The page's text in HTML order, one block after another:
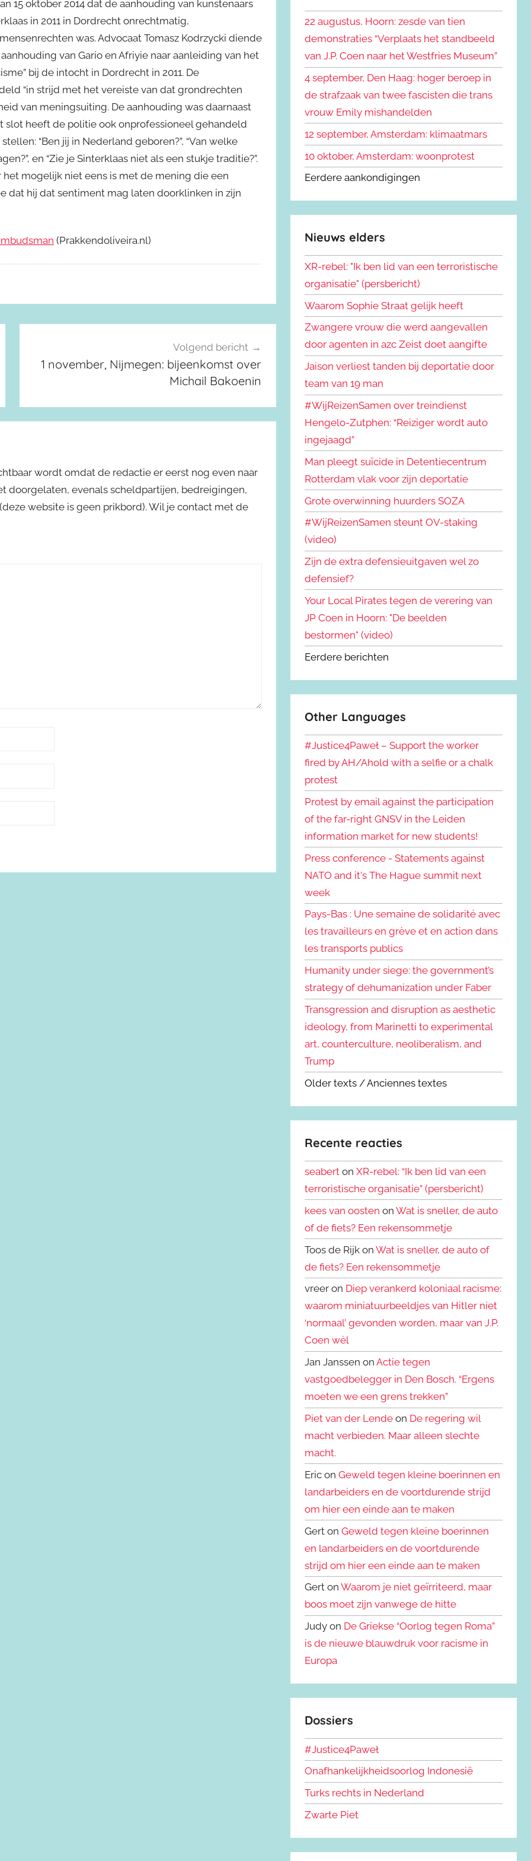
15 oktober 2014 dat de aanhouding van kunstenaars
in 2011 in Dordrecht onrechtmatig,
was. Advocaat Tomasz Kodrzycki diende
van Gario en Afriyie naar aanleiding van het
bij de intocht in Dordrecht in 2011. De
“in strijd met het vereiste van dat grondrechten
van meningsuiting. De aanhouding was daarnaast
heeft de politie ook onprofessioneel gehandeld
“Ben jij in Nederland geboren?”, “Van welke
en “Zie je Sinterklaas niet als een stukje traditie?”.
mogelijk niet eens is met de mening die een
dat hij dat sentiment mag laten doorklinken in zijn
(Prakkendoliveira.nl)
Volgend bericht
1 november, Nijmegen: bijeenkomst over
Michail Bakoenin
wordt omdat de redactie er eerst nog even naar
doorgelaten, evenals scheldpartijen, bedreigingen,
website is geen prikbord). Wil je contact met de
n
a
a
r
:
n
22 augustus, Hoorn: zesde van tien
demonstraties “Verplaats het standbeeld
van J.P. Coen naar het Westfries Museum”
4 september, Den Haag: hoger beroep in
de strafzaak van twee fascisten die trans
vrouw Emily mishandelden
12 september, Amsterdam: klimaatmars
10 oktober, Amsterdam: woonprotest
Eerdere aankondigingen
Nieuws elders
XR-rebel: "Ik ben lid van een terroristische
organisatie" (persbericht)
Waarom Sophie Straat gelijk heeft
Zwangere vrouw die werd aangevallen
door agenten in azc Zeist doet aangifte
Jaison verliest tanden bij deportatie door
team van 19 man
#WijReizenSamen over treindienst
Hengelo-Zutphen: “Reiziger wordt auto
ingejaagd”
Man pleegt suïcide in Detentiecentrum
Rotterdam vlak voor zijn deportatie
Grote overwinning huurders SOZA
#WijReizenSamen steunt OV-staking
(video)
Zijn de extra defensieuitgaven wel zo
defensief?
Your Local Pirates tegen de verering van
JP Coen in Hoorn: "De beelden
bestormen" (video)
Eerdere berichten
Other Languages
#Justice4Paweł – Support the worker
fired by AH/Ahold with a selfie or a chalk
protest
Protest by email against the participation
of the far-right GNSV in the Leiden
information market for new students!
Press conference - Statements against
NATO and it's The Hague summit next
week
Pays-Bas : Une semaine de solidarité avec
les travailleurs en grève et en action dans
les transports publics
Humanity under siege: the government’s
strategy of dehumanization under Faber
Transgression and disruption as aesthetic
ideology, from Marinetti to experimental
art, counterculture, neoliberalism, and
Trump
Older texts / Anciennes textes
Recente reacties
seabert onXR-rebel: “Ik ben lid van een
terroristische organisatie” (persbericht)
kees van oosten onWat is sneller, de auto
of de fiets? Een rekensommetje
Toos de Rijk onWat is sneller, de auto of
de fiets? Een rekensommetje
vreer on Diep verankerd koloniaal racisme:
waarom miniatuurbeeldjes van Hitler niet
‘normaal’ gevonden worden, maar van J.P.
Coen wèl
Jan Janssen onActie tegen
vastgoedbelegger in Den Bosch. “Ergens
moeten we een grens trekken”
Piet van der Lende on De regering wil
macht verbieden. Maar alleen slechte
macht.
Eric onGeweld tegen kleine boerinnen en
landarbeiders en de voortdurende strijd
om hier een einde aan te maken
Gert onGeweld tegen kleine boerinnen
en landarbeiders en de voortdurende
strijd om hier een einde aan te maken
Gert onWaarom je niet geïrriteerd, maar
boos moet zijn vanwege de hitte
Judy on De Griekse “Oorlog tegen Roma”
is de nieuwe blauwdruk voor racisme in
Europa
Dossiers
#Justice4Paweł
Onafhankelijkheidsoorlog Indonesië
Turks rechts in Nederland
Zwarte Piet